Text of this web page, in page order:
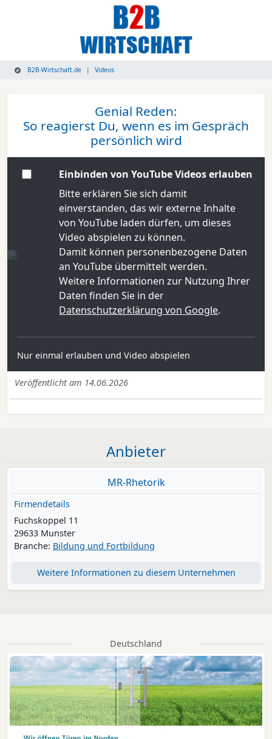
B2B-Wirtschaft.de Videos
Genial Reden:
So reagierst Du, wenn es im Gespräch
persönlich wird
Einbinden von YouTube Videos erlauben
Bitte erklären Sie sich damit
einverstanden, das wir externe Inhalte
von YouTube laden dürfen, um dieses
Video abspielen zu können.
Damit können personenbezogene Daten
an YouTube übermittelt werden.
Weitere Informationen zur Nutzung Ihrer
Daten finden Sie in der
Datenschutzerklärung von Google.
Nur einmal erlauben und Video abspielen
Veröffentlicht am 14.06.2026
Anbieter
MR-Rhetorik
Firmendetails
Fuchskoppel 11
29633 Munster
Branche: Bildung und Fortbildung
Weitere Informationen zu diesem Unternehmen
Deutschland